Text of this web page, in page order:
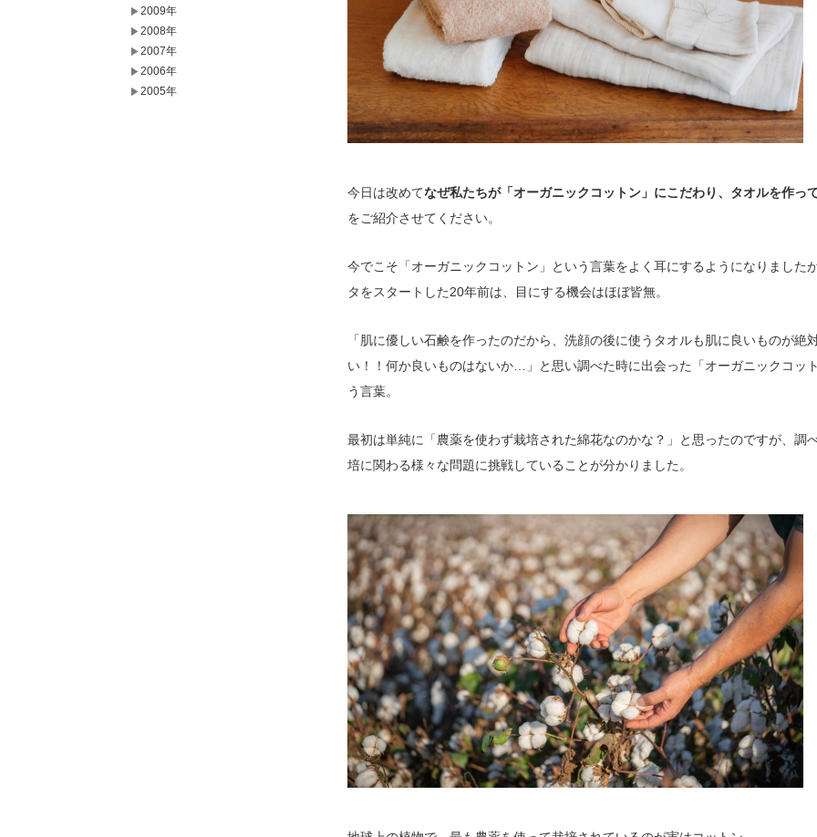
今日は改めてなぜ私たちが「オーガニックコットン」にこだわり、タオルを作っ
をご紹介させてください。
今でこそ「オーガニックコットン」という言葉をよく耳にするようになりました
タをスタートした20年前は、目にする機会はほぼ皆無。
「肌に優しい石鹸を作ったのだから、洗顔の後に使うタオルも肌に良いものが絶
い！！何か良いものはないか…」と思い調べた時に出会った「オーガニックコッ
う言葉。
最初は単純に「農薬を使わず栽培された綿花なのかな？」と思ったのですが、調
培に関わる様々な問題に挑戦していることが分かりました。
2009年
2008年
2007年
2006年
2005年